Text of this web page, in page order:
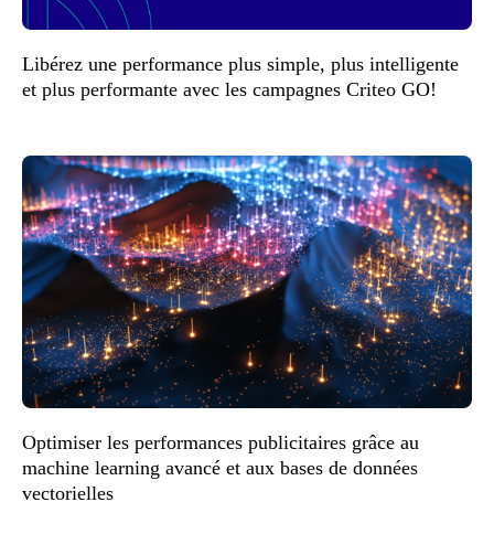
Libérez une performance plus simple, plus intelligente
et plus performante avec les campagnes Criteo GO!
Optimiser les performances publicitaires grâce au
machine learning avancé et aux bases de données
vectorielles